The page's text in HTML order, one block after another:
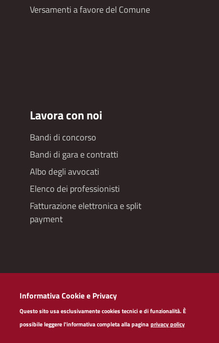
Versamenti a favore del Comune
Lavora con noi
Bandi di concorso
Bandi di gara e contratti
Albo degli avvocati
Elenco dei professionisti
Fatturazione elettronica e split
payment
Redazioneweb
Dichiarazione di accessibilità
Privacy policy servizi web
Informativa Cookie e Privacy
Questo sito usa esclusivamente cookies tecnici e di funzionalità. È
possibile leggere l'informativa completa alla pagina privacy policy